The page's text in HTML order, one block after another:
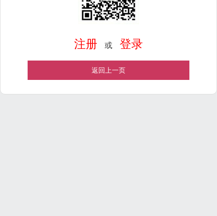
注册 或 登录
返回上一页